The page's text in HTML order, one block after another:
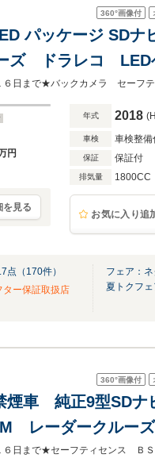
360°画像付
パッケージ SD
ズ ドラレコ
ビーム 純正17イ
円
を見る
年式 2018
車検 車検整備
保証 保証付
排気量 1800CC
お気に入り追
点（ 170件）
ター保証取扱店
フェア：
夏トクフェ
360°画像付
煙車 純正9型SD
レーダークルー
センサー LEDヘ